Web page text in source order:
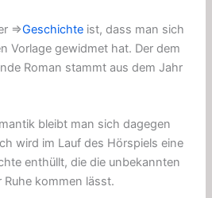
⇒Geschichte ist, dass man sich
Vorlage gewidmet hat. Der dem
Roman stammt aus dem Jahr
bleibt man sich dagegen
wird im Lauf des Hörspiels eine
enthüllt, die die unbekannten
kommen lässt.